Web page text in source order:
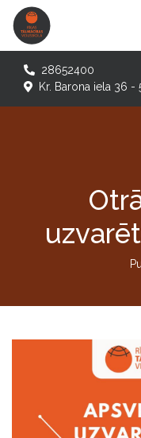
28652400
Kr. Barona iela 36 -